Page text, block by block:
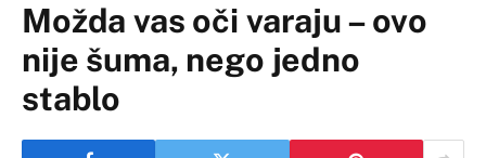
Možda vas oči varaju – ovo
nije šuma, nego jedno
stablo